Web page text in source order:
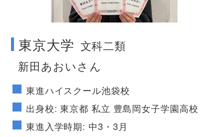
東京大学 文科二類
新田あおいさん
東進ハイスクール池袋校
出身校: 東京都 私立 豊島岡女子学園高校
東進入学時期: 中3・3月